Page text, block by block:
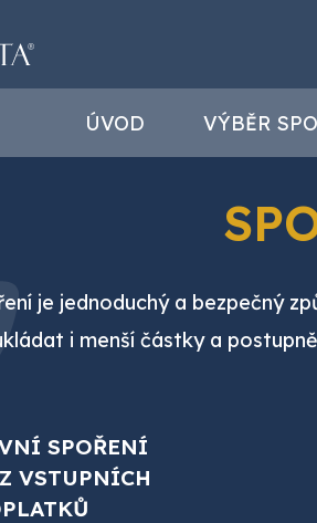
ÚVOD VÝBĚR
je jednoduchý a bezpečný
i menší částky a
SPOŘENÍ
VSTUPNÍCH